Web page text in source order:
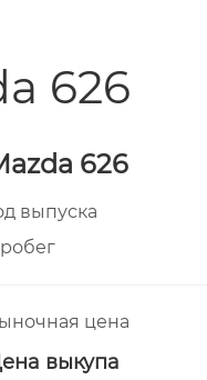
626
626
выпуска
цена
выкупа